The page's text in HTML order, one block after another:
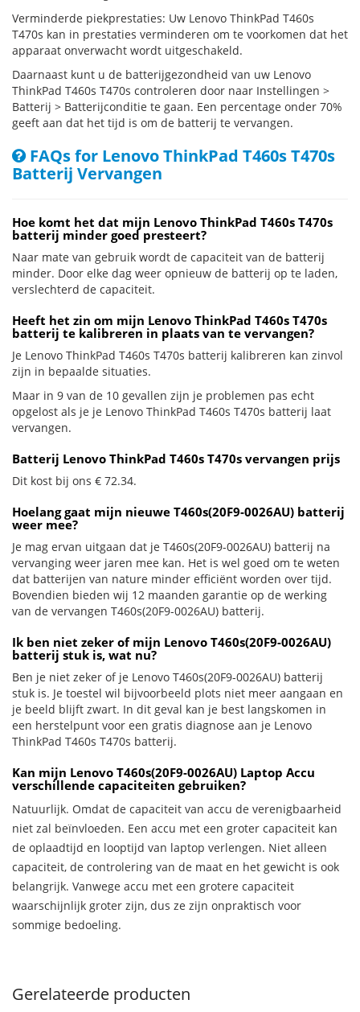
Verminderde piekprestaties: Uw Lenovo ThinkPad T460s
T470s kan in prestaties verminderen om te voorkomen dat het
apparaat onverwacht wordt uitgeschakeld.
Daarnaast kunt u de batterijgezondheid van uw Lenovo
ThinkPad T460s T470s controleren door naar Instellingen >
Batterij > Batterijconditie te gaan. Een percentage onder 70%
geeft aan dat het tijd is om de batterij te vervangen.
FAQs for Lenovo ThinkPad T460s T470s
Batterij Vervangen
Hoe komt het dat mijn Lenovo ThinkPad T460s T470s
batterij minder goed presteert?
Naar mate van gebruik wordt de capaciteit van de batterij
minder. Door elke dag weer opnieuw de batterij op te laden,
verslechterd de capaciteit.
Heeft het zin om mijn Lenovo ThinkPad T460s T470s
batterij te kalibreren in plaats van te vervangen?
Je Lenovo ThinkPad T460s T470s batterij kalibreren kan zinvol
zijn in bepaalde situaties.
Maar in 9 van de 10 gevallen zijn je problemen pas echt
opgelost als je je Lenovo ThinkPad T460s T470s batterij laat
vervangen.
Batterij Lenovo ThinkPad T460s T470s vervangen prijs
Dit kost bij ons € 72.34.
Hoelang gaat mijn nieuwe T460s(20F9-0026AU) batterij
weer mee?
Je mag ervan uitgaan dat je T460s(20F9-0026AU) batterij na
vervanging weer jaren mee kan. Het is wel goed om te weten
dat batterijen van nature minder efficiënt worden over tijd.
Bovendien bieden wij 12 maanden garantie op de werking
van de vervangen T460s(20F9-0026AU) batterij.
Ik ben niet zeker of mijn Lenovo T460s(20F9-0026AU)
batterij stuk is, wat nu?
Ben je niet zeker of je Lenovo T460s(20F9-0026AU) batterij
stuk is. Je toestel wil bijvoorbeeld plots niet meer aangaan en
je beeld blijft zwart. In dit geval kan je best langskomen in
een herstelpunt voor een gratis diagnose aan je Lenovo
ThinkPad T460s T470s batterij.
Kan mijn Lenovo T460s(20F9-0026AU) Laptop Accu
verschillende capaciteiten gebruiken?
Natuurlijk. Omdat de capaciteit van accu de verenigbaarheid
niet zal beïnvloeden. Een accu met een groter capaciteit kan
de oplaadtijd en looptijd van laptop verlengen. Niet alleen
capaciteit, de controlering van de maat en het gewicht is ook
belangrijk. Vanwege accu met een grotere capaciteit
waarschijnlijk groter zijn, dus ze zijn onpraktisch voor
sommige bedoeling.
Gerelateerde producten